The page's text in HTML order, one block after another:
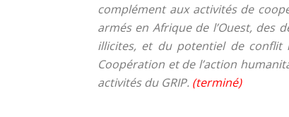
complément aux activités de
armés en Afrique de l’Ouest,
illicites, et du potentiel de conflit
Coopération et de l’action
activités du GRIP. (terminé)